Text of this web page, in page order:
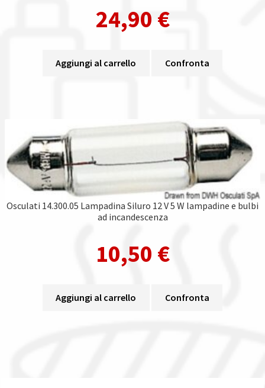
24,90 €
Aggiungi al carrello Confronta
Osculati 14.300.05 Lampadina Siluro 12 V 5 W lampadine e bulbi
ad incandescenza
10,50 €
Aggiungi al carrello Confronta